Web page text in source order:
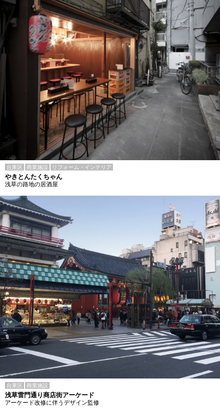
台東区 商業施設 リフォーム・インテリア
やきとんたくちゃん
浅草の路地の居酒屋
台東区 商業施設
浅草雷門通り商店街アーケード
アーケード改修に伴うデザイン監修